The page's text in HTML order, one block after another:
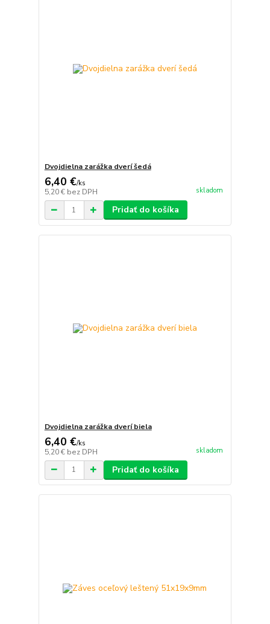
Dvojdielna zarážka dverí šedá
6,40 €/ks
5,20 € bez DPH skladom
Pridať do košíka
Dvojdielna zarážka dverí biela
6,40 €/ks
5,20 € bez DPH skladom
Pridať do košíka